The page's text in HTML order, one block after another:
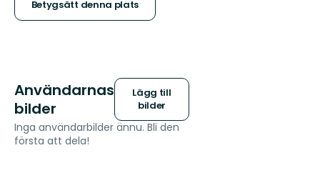
stjärnor
Betygsätt denna plats
Användarnas
bilder
Lägg till
bilder
Inga användarbilder ännu. Bli den
första att dela!